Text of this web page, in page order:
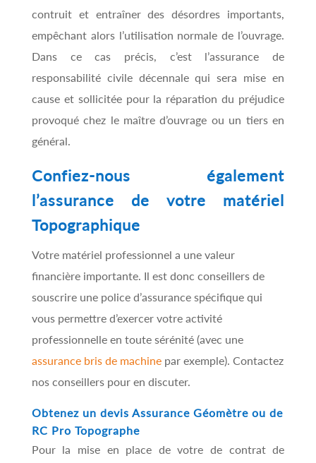
contruit et entraîner des désordres importants,
empêchant alors l’utilisation normale de l’ouvrage.
Dans ce cas précis, c’est l’assurance de
responsabilité civile décennale qui sera mise en
cause et sollicitée pour la réparation du préjudice
provoqué chez le maître d’ouvrage ou un tiers en
général.
Confiez-nous également
l’assurance de votre matériel
Topographique
Votre matériel professionnel a une valeur
financière importante. Il est donc conseillers de
souscrire une police d’assurance spécifique qui
vous permettre d’exercer votre activité
professionnelle en toute sérénité (avec une
assurance bris de machinepar exemple). Contactez
nos conseillers pour en discuter.
Obtenez un devis Assurance Géomètre ou de
RC Pro Topographe
Pour la mise en place de votre de contrat de